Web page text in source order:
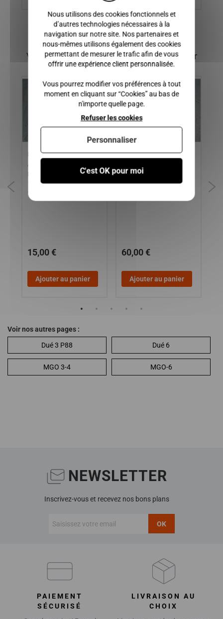
Vous pourriez également être intéressé par
RETROVISEUR DROIT
AIXAM 400, A540 /
MICROCAR VIRGO / LIGIER
162, AMBRA, NOVA / JDM
TITANE
15,00 €
Ajouter au panier
RADIATEUR MICROCAR,
60,00 €
Ajouter au panier
Voir nos autres pages :
Dué 3 P88
Dué 6
MGO 3-4 MGO-6
NEWSLETTER
Inscrivez-vous et recevez nos bons plans
OK
PAIEMENT
SÉCURISÉ
LIVRAISON AU
CHOIX
Nous utilisons des cookies fonctionnels et
d’autres technologies nécessaires à la
navigation sur notre site. Nos partenaires et
nous-mêmes utilisons également des cookies
permettant de mesurer le trafic afin de vous
offrir une expérience client personnalisée.
Vous pourrez modifier vos préférences à tout
moment en cliquant sur “Cookies” au bas de
n'importe quelle page.
C'est OK pour moi
Refuser les cookies
Personnaliser